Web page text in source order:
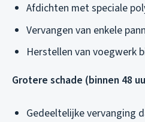
Afdichten met speciale
Vervangen van enkele
Herstellen van voegwerk
Grotere schade (binnen 48
Gedeeltelijke vervanging